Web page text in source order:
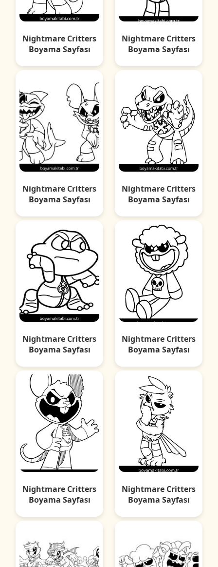
Nightmare Critters
Boyama Sayfası
Nightmare Critters
Boyama Sayfası
Nightmare Critters
Boyama Sayfası
Nightmare Critters
Boyama Sayfası
Nightmare Critters
Boyama Sayfası
Nightmare Critters
Boyama Sayfası
Nightmare Critters
Boyama Sayfası
Nightmare Critters
Boyama Sayfası